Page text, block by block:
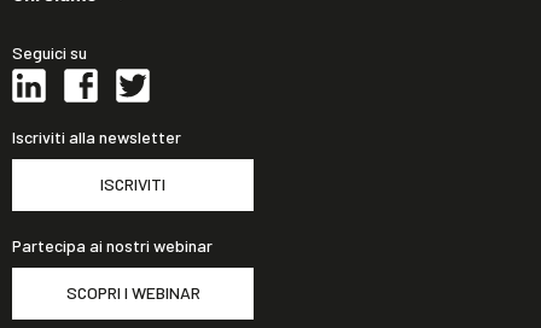
Seguici su
Iscriviti alla newsletter
ISCRIVITI
Partecipa ai nostri webinar
SCOPRI I WEBINAR